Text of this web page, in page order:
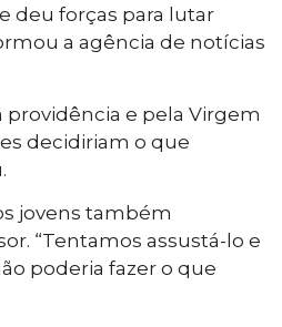
deu forças para lutar
a agência de notícias
providência e pela Virgem
decidiriam o que
jovens também
“Tentamos assustá-lo e
poderia fazer o que